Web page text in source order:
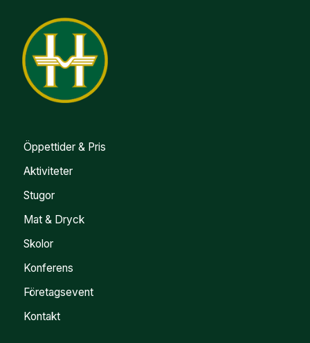
Öppettider & Pris
Aktiviteter
Stugor
Mat & Dryck
Skolor
Konferens
Företagsevent
Kontakt